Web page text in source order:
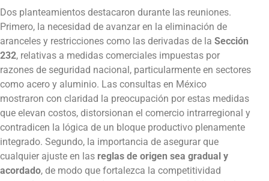
Dos planteamientos destacaron durante las reuniones.
Primero, la necesidad de avanzar en la eliminación de
aranceles y restricciones como las derivadas de la Sección
232, relativas a medidas comerciales impuestas por
razones de seguridad nacional, particularmente en sectores
como acero y aluminio. Las consultas en México
mostraron con claridad la preocupación por estas medidas
que elevan costos, distorsionan el comercio intrarregional y
contradicen la lógica de un bloque productivo plenamente
integrado. Segundo, la importancia de asegurar que
cualquier ajuste en las reglas de origen sea gradual y
acordado, de modo que fortalezca la competitividad